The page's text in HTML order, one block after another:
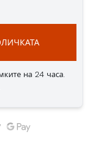
на 24 часа.